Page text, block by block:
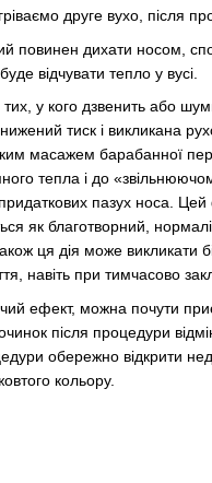
друге вухо, після
повинен дихати носом,
відчувати тепло у вусі.
у кого дзвенить або
тиск і викликана
масажем барабанної
тепла і до
пазух носа.
як благотворний,
ця дія може викликати
навіть при тимчасово
ефект, можна почути
після процедури
обережно відкрити
кольору.